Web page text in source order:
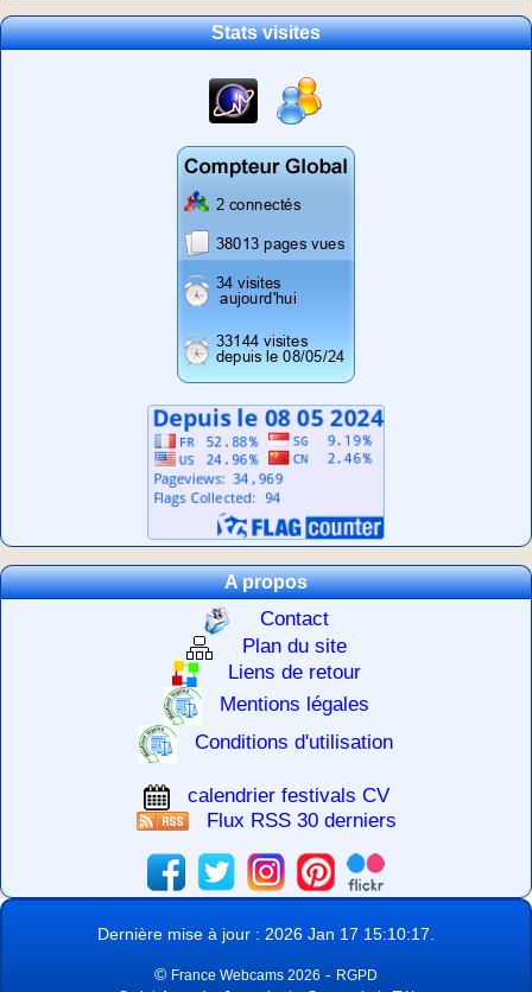
Stats visites
A propos
Contact
Plan du site
Liens de retour
Mentions légales
Conditions d'utilisation
calendrier festivals CV
Flux RSS 30 derniers
Dernière mise à jour : 2026 Jan 17 15:10:17.
© France Webcams 2026 - RGPD